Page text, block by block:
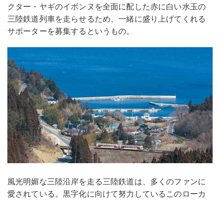
クター・ヤギのイボンヌを全面に配した赤に白い水玉の
三陸鉄道列車を走らせるため、一緒に盛り上げてくれる
サポーターを募集するというもの。
風光明媚な三陸沿岸を走る三陸鉄道は、多くのファンに
愛されている。黒字化に向けて努力しているこのローカ